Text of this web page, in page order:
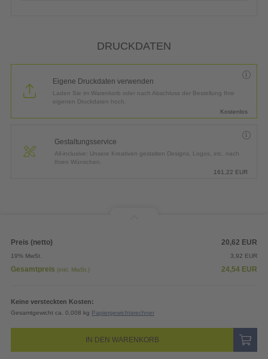
DRUCKDATEN
Eigene Druckdaten verwenden
Laden Sie im Warenkorb oder nach Abschluss der Bestellung Ihre
eigenen Druckdaten hoch.
Kostenlos
Gestaltungsservice
All-inclusive: Unsere Kreativen gestalten Designs, Logos, etc. nach
Ihren Wünschen.
161,22 EUR
Preis (netto) 20,62 EUR
19% MwSt. 3,92 EUR
Gesamtpreis (inkl. MwSt.) 24,54 EUR
Keine versteckten Kosten:
Gesamtgewicht ca. 0,008 kg Papiergewichtsrechner
IN DEN WARENKORB